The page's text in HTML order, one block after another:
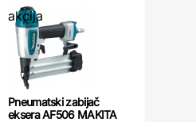
akcija
Pneumatski zabijač
eksera AF506 MAKITA